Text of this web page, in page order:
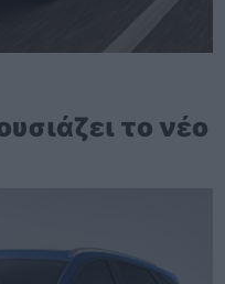
το νέο